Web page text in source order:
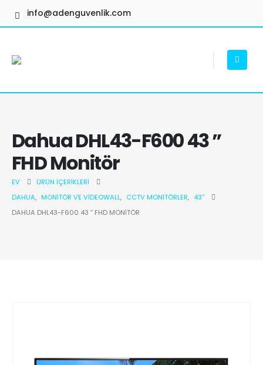
info@adenguvenlik.com
Dahua DHL43-F600 43 ”
FHD Monitör
EV
ÜRÜN İÇERIKLERI
DAHUA, MONITÖR VE VIDEOWALL, CCTV MONITÖRLER, 43’’
DAHUA DHL43-F600 43 ” FHD MONITÖR